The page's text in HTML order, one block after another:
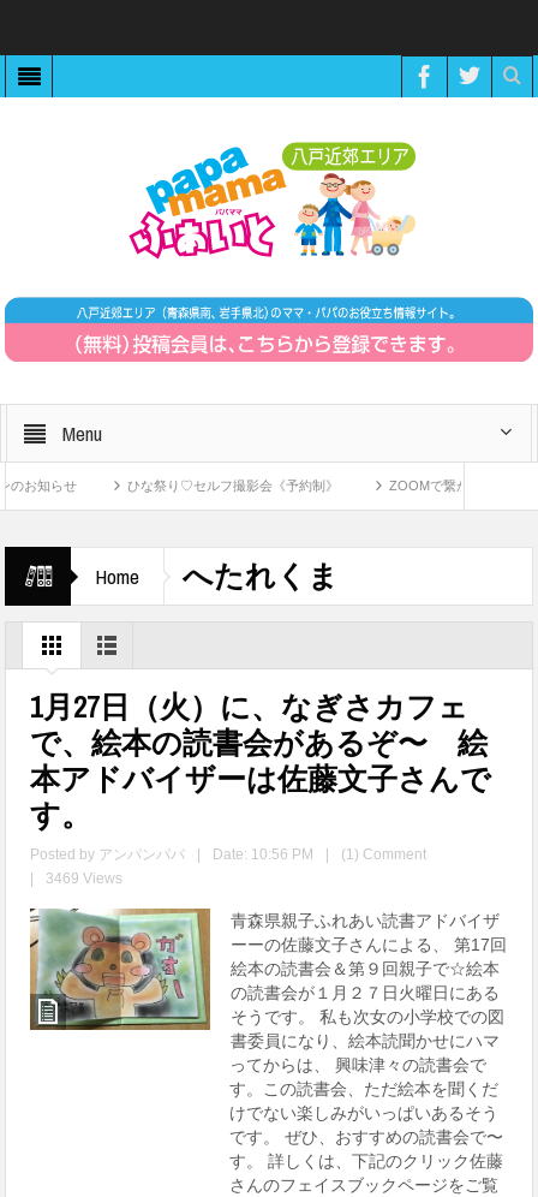
Menu
知らせ ひな祭り♡セルフ撮影会《予約制》 ZOOMで繋がる！〜11月
Home へたれくま
1月27日（火）に、なぎさカフェ
で、絵本の読書会があるぞ〜 絵
本アドバイザーは佐藤文子さんで
す。
Posted by アンパンパパ Date: 10:56 PM
(1) Comment
3469 Views
青森県親子ふれあい読書アドバイザ
ーーの佐藤文子さんによる、 第17回
絵本の読書会＆第９回親子で☆絵本
の読書会が１月２７日火曜日にある
そうです。 私も次女の小学校での図
書委員になり、絵本読聞かせにハマ
ってからは、 興味津々の読書会で
す。この読書会、ただ絵本を聞くだ
けでない楽しみがいっぱいあるそう
です。 ぜひ、おすすめの読書会で〜
す。 詳しくは、下記のクリック佐藤
さんのフェイスブックページをご覧